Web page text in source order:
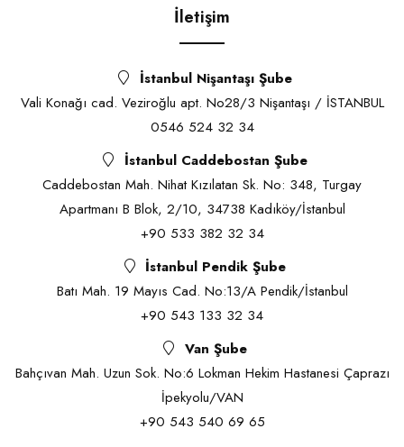
İletişim
İstanbul Nişantaşı Şube
Vali Konağı cad. Veziroğlu apt. No28/3 Nişantaşı / İSTANBUL
0546 524 32 34
İstanbul Caddebostan Şube
Caddebostan Mah. Nihat Kızılatan Sk. No: 348, Turgay
Apartmanı B Blok, 2/10, 34738 Kadıköy/İstanbul
+90 533 382 32 34
İstanbul Pendik Şube
Batı Mah. 19 Mayıs Cad. No:13/A Pendik/İstanbul
+90 543 133 32 34
Van Şube
Bahçıvan Mah. Uzun Sok. No:6 Lokman Hekim Hastanesi Çaprazı
İpekyolu/VAN
+90 543 540 69 65